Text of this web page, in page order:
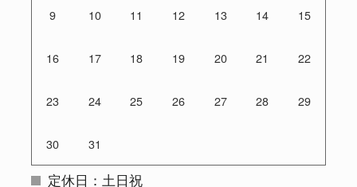
9 10 11 12 13 14 15
16 17 18 19 20 21 22
23 24 25 26 27 28 29
30 31
定休日：土日祝